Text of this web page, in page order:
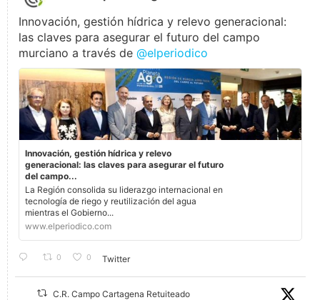
Innovación, gestión hídrica y relevo generacional:
las claves para asegurar el futuro del campo
murciano a través de @elperiodico
Innovación, gestión hídrica y relevo
generacional: las claves para asegurar el futuro
del campo...
La Región consolida su liderazgo internacional en
tecnología de riego y reutilización del agua
mientras el Gobierno...
www.elperiodico.com
0 0 Twitter
C.R. Campo Cartagena Retuiteado